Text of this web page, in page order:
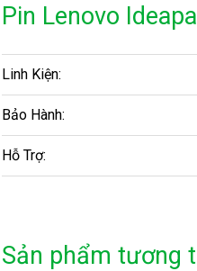
Pin Lenovo
Linh Kiện:
Bảo Hành:
Hỗ Trợ:
Sản phẩm tương